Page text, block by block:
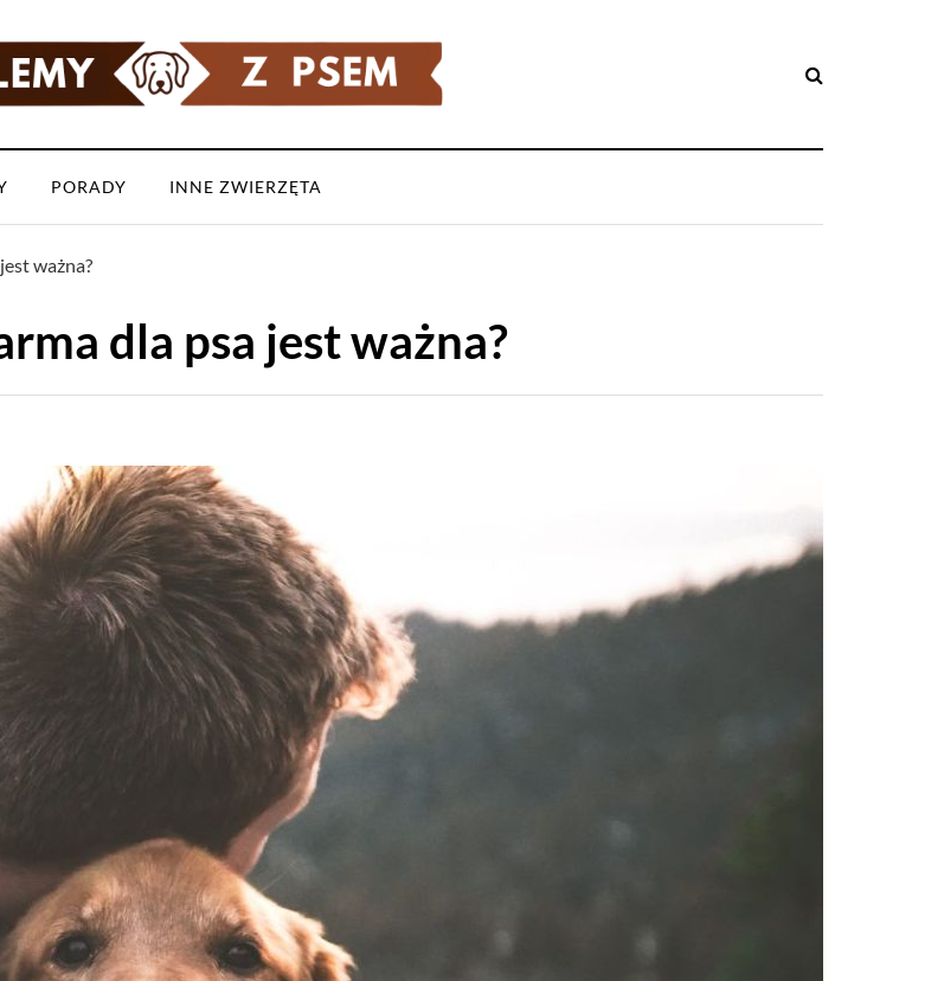
PORADY INNE ZWIERZĘTA
ważna?
dla psa jest ważna?